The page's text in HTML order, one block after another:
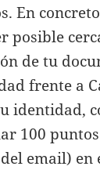
En
posible
de tu
frente a
identidad,
100
email) en